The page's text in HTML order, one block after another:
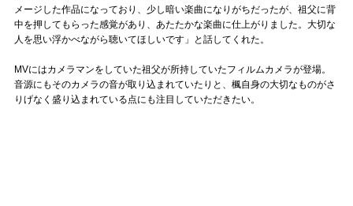
メージした作品になっており、少し暗い楽曲になりがちだったが、祖父に背
中を押してもらった感覚があり、あたたかな楽曲に仕上がりました。大切な
人を思い浮かべながら聴いてほしいです」と話してくれた。
MVにはカメラマンをしていた祖父が所持していたフィルムカメラが登場。
音源にもそのカメラの音が取り込まれていたりと、楓自身の大切なものがさ
りげなく盛り込まれている点にも注目していただきたい。